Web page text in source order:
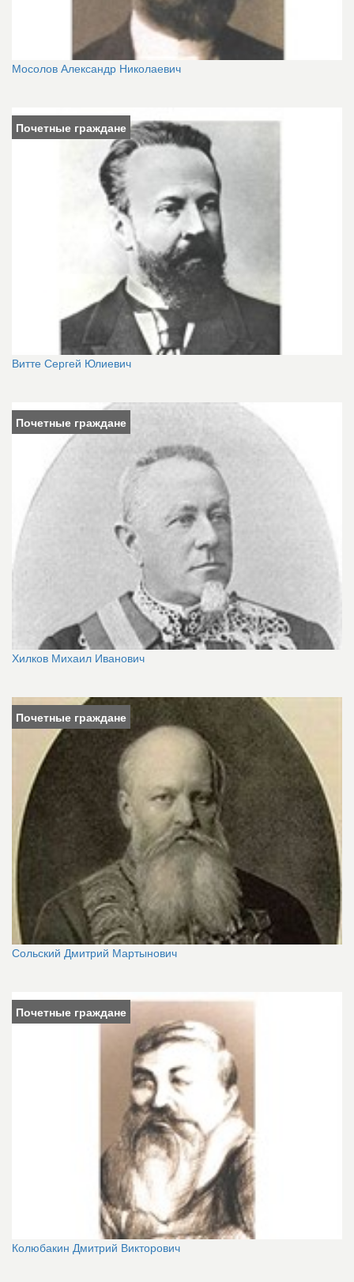
Мосолов Александр Николаевич
Почетные граждане
Витте Сергей Юлиевич
Почетные граждане
Хилков Михаил Иванович
Почетные граждане
Сольский Дмитрий Мартынович
Почетные граждане
Колюбакин Дмитрий Викторович